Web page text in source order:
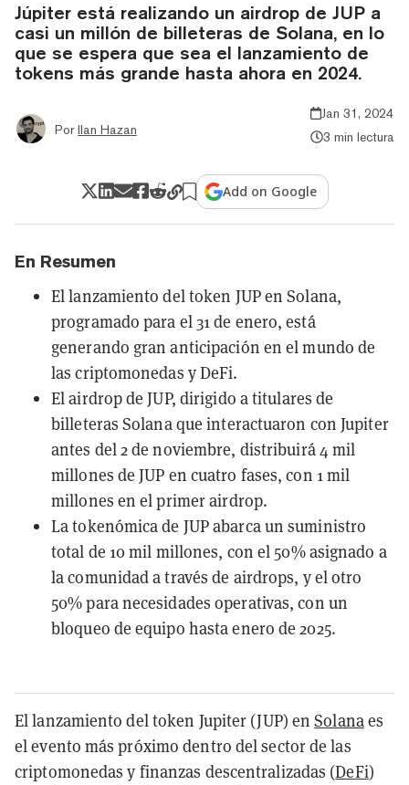
Júpiter está realizando un airdrop de JUP a
casi un millón de billeteras de Solana, en lo
que se espera que sea el lanzamiento de
tokens más grande hasta ahora en 2024.
Por Ilan Hazan
Jan 31, 2024
3 min lectura
Add on Google
En Resumen
El lanzamiento del token JUP en Solana,
programado para el 31 de enero, está
generando gran anticipación en el mundo de
las criptomonedas y DeFi.
El airdrop de JUP, dirigido a titulares de
billeteras Solana que interactuaron con Jupiter
antes del 2 de noviembre, distribuirá 4 mil
millones de JUP en cuatro fases, con 1 mil
millones en el primer airdrop.
La tokenómica de JUP abarca un suministro
total de 10 mil millones, con el 50% asignado a
la comunidad a través de airdrops, y el otro
50% para necesidades operativas, con un
bloqueo de equipo hasta enero de 2025.
El lanzamiento del token Jupiter (JUP) enSolanaes
el evento más próximo dentro del sector de las
criptomonedas y finanzas descentralizadas (DeFi)